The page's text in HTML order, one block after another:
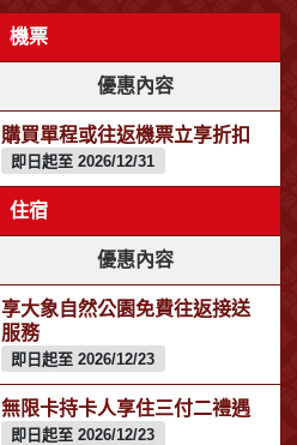
機票
優惠內容
購買單程或往返機票立享折扣
即日起至 2026/12/31
住宿
優惠內容
享大象自然公園免費往返接送
服務
即日起至 2026/12/23
無限卡持卡人享住三付二禮遇
即日起至 2026/12/23